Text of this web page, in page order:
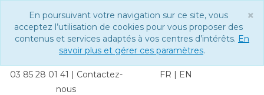
×
En poursuivant votre navigation sur ce site, vous
acceptez l’utilisation de cookies pour vous proposer des
contenus et services adaptés à vos centres d’intérêts. En
savoir plus et gérer ces paramètres.
03 85 28 01 41 | Contactez-
nous
FR | EN